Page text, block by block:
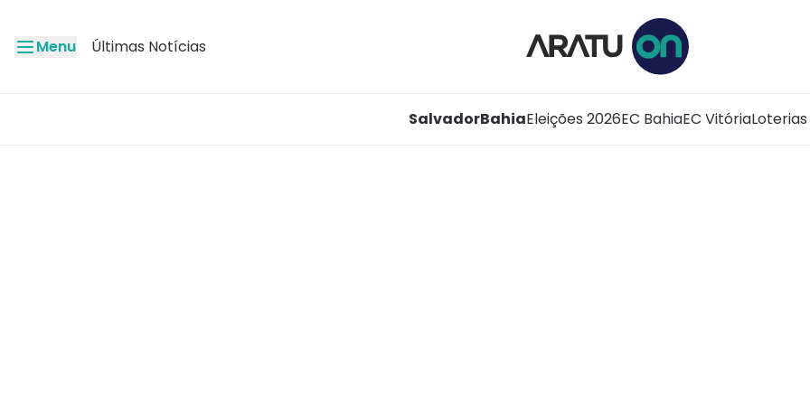
Menu Últimas Notícias
SalvadorBahiaEleições 2026EC BahiaEC VitóriaLoterias